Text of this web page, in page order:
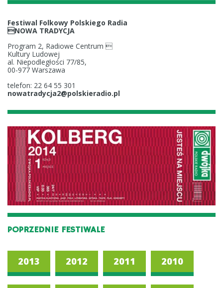
Festiwal Folkowy Polskiego Radia
NOWA TRADYCJA
Program 2, Radiowe Centrum 
Kultury Ludowej
al. Niepodległości 77/85,
00-977 Warszawa
telefon: 22 64 55 301
nowatradycja2@polskieradio.pl
POPRZEDNIE FESTIWALE
2013 2012 2011 2010